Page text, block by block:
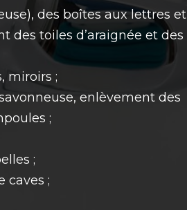
des boîtes aux lettres et
des toiles d’araignée et des
miroirs ;
enlèvement des
;
;
caves ;